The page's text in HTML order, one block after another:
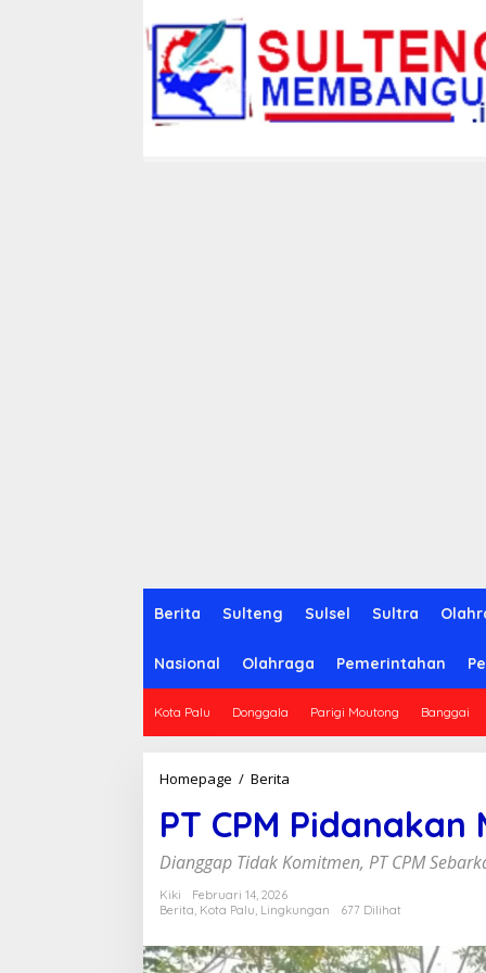
Berita Sulteng Sulsel Sultra
Nasional Olahraga Pemerintahan
Kota Palu Donggala Parigi Moutong Banggai
Homepage / Berita
C
P
M
d
n
PT CPM
Dianggap Tidak Komitmen, PT CPM
Kiki
Februari 14, 2026
Berita, Kota Palu, Lingkungan 677 Dilihat